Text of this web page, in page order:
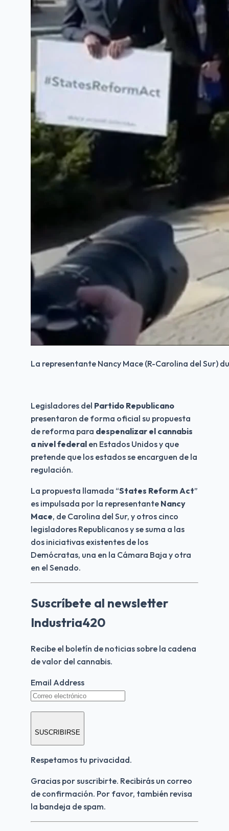
La representante Nancy Mace (R-Carolina del Sur)
Legisladores del Partido Republicano
presentaron de forma oficial su propuesta
de reforma para despenalizar el cannabis
a nivel federal en Estados Unidos y que
pretende que los estados se encarguen de la
regulación.
La propuesta llamada “States Reform Act”
es impulsada por la representante Nancy
Mace, de Carolina del Sur, y otros cinco
legisladores Republicanos y se suma a las
dos iniciativas existentes de los
Demócratas, una en la Cámara Baja y otra
en el Senado.
Suscríbete al newsletter
Industria420
Recibe el boletín de noticias sobre la cadena
de valor del cannabis.
Email Address
SUSCRIBIRSE
Respetamos tu privacidad.
Gracias por suscribirte. Recibirás un correo
de confirmación. Por favor, también revisa
la bandeja de spam.